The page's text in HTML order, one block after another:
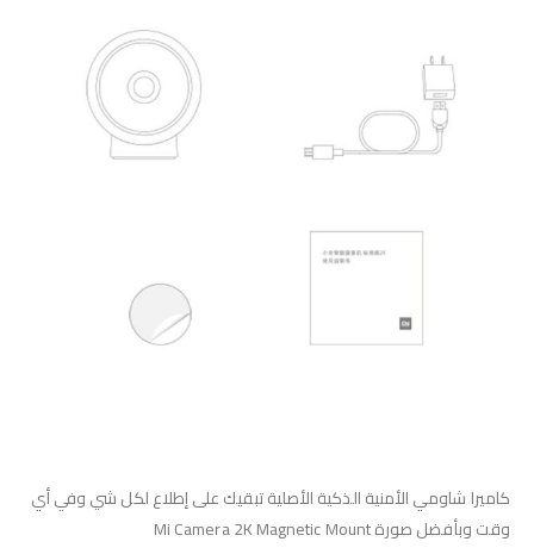
كاميرا شاومي الأمنية الذكية الأصلية تبقيك على إطلاع لكل شي وفي أي
وقت وبأفضل صورة Mi Camera 2K Magnetic Mount